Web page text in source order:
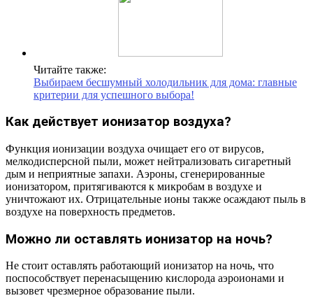
Читайте также:
Выбираем бесшумный холодильник для дома: главные
критерии для успешного выбора!
Как действует ионизатор воздуха?
Функция ионизации воздуха очищает его от вирусов,
мелкодисперсной пыли, может нейтрализовать сигаретный
дым и неприятные запахи. Аэроны, сгенерированные
ионизатором, притягиваются к микробам в воздухе и
уничтожают их. Отрицательные ионы также осаждают пыль в
воздухе на поверхность предметов.
Можно ли оставлять ионизатор на ночь?
Не стоит оставлять работающий ионизатор на ночь, что
поспособствует перенасыщению кислорода аэроионами и
вызовет чрезмерное образование пыли.